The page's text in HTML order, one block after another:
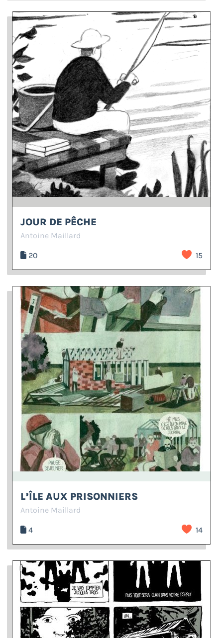
JOUR DE PÊCHE
Antoine Maillard
20 15
L’ÎLE AUX PRISONNIERS
Antoine Maillard
4 14